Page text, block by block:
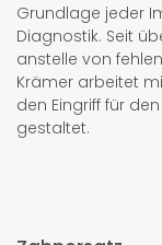
Grundlage jeder
Diagnostik. Seit
anstelle von
Krämer arbeitet
den Eingriff für
gestaltet.